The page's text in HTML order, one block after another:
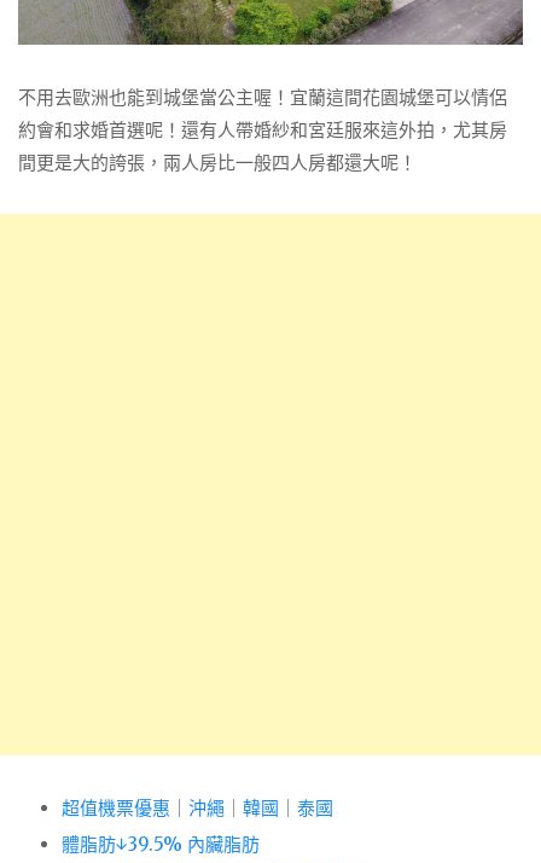
不用去歐洲也能到城堡當公主喔！宜蘭這間花園城堡可以情侶
約會和求婚首選呢！還有人帶婚紗和宮廷服來這外拍，尤其房
間更是大的誇張，兩人房比一般四人房都還大呢！
超值機票優惠 沖繩 韓國
泰國
體脂肪↓39.5% 內臟脂肪